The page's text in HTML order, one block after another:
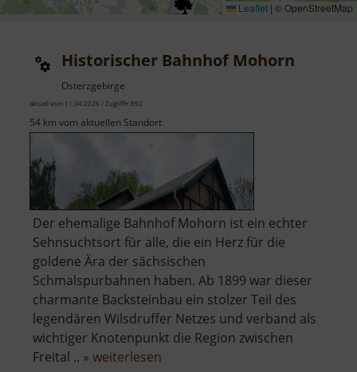
Leaflet | © OpenStreetMap
Historischer Bahnhof Mohorn
Osterzgebirge
aktuell vom 11.04.2026 / Zugriffe: 892
54 km vom aktuellen Standort
Der ehemalige Bahnhof Mohorn ist ein echter
Sehnsuchtsort für alle, die ein Herz für die
goldene Ära der sächsischen
Schmalspurbahnen haben. Ab 1899 war dieser
charmante Backsteinbau ein stolzer Teil des
legendären Wilsdruffer Netzes und verband als
wichtiger Knotenpunkt die Region zwischen
Freital .. » weiterlesen